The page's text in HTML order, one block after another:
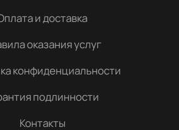
и доставка
оказания услуг
конфиденциальности
подлинности
Контакты